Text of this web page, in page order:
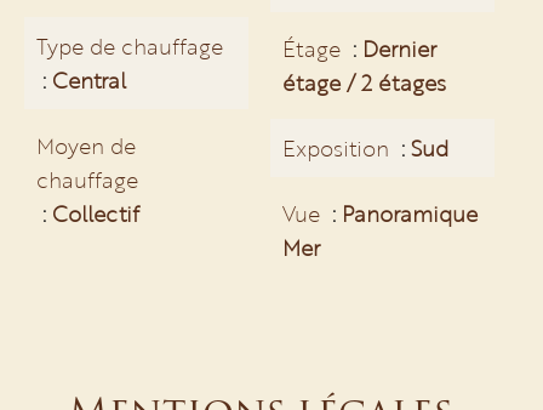
Type de chauffage
Central
Moyen de
chauffage
Collectif
Étage
Dernier
étage / 2 étages
Exposition Sud
Vue
Panoramique
Mer